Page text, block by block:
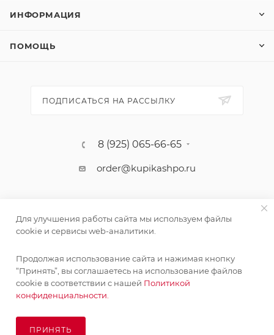
ИНФОРМАЦИЯ
ПОМОЩЬ
ПОДПИСАТЬСЯ НА РАССЫЛКУ
8 (925) 065-66-65
order@kupikashpo.ru
©КупиКашпо 2017-2026
Для улучшения работы сайта мы используем файлы
cookie и сервисы web-аналитики.
Продолжая использование сайта и нажимая кнопку
“Принять”, вы соглашаетесь на использование файлов
cookie в соответствии с нашей Политикой
конфиденциальности.
ПРИНЯТЬ